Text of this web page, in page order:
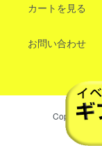
カートを見る
お問い合わせ
Copyright ©